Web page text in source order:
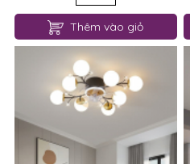
Thêm vào giỏ